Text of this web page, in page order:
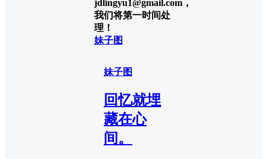
jdlingyu1@gmail.com，
我们将第一时间处
理！
妹子图
妹子图
回忆就埋
藏在心
间。